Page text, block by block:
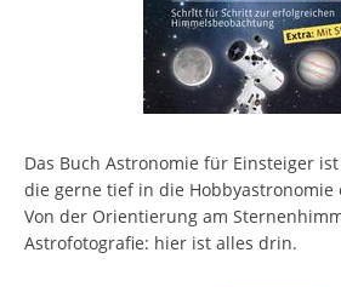
Das Buch Astronomie für Einsteiger
die gerne tief in die Hobbyastronomie
Von der Orientierung am
Astrofotografie: hier ist alles drin.